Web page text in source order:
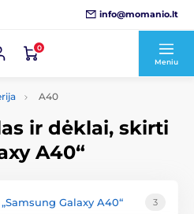
info@momanio.lt
0
Meniu
A40
ir dėklai, skirti
A40“
Galaxy A40“ 3